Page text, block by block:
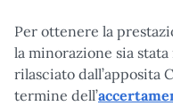
Per ottenere la
la minorazione sia
rilasciato dall’apposita
termine dell’